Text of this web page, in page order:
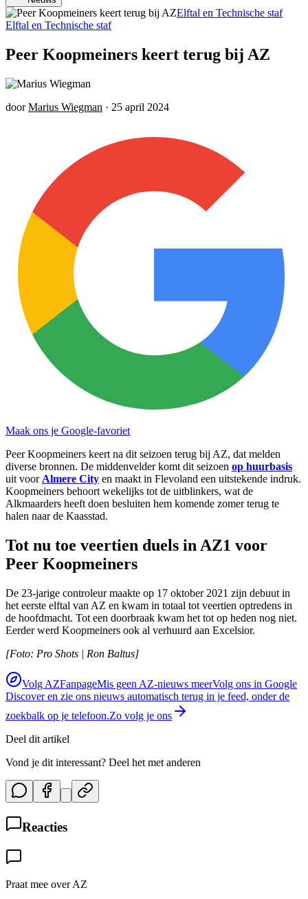
Elftal en Technische staf
Elftal en Technische staf
Peer Koopmeiners keert terug bij AZ
door Marius Wiegman · 25 april 2024
Maak ons je Google-favoriet
Peer Koopmeiners keert na dit seizoen terug bij AZ, dat melden
diverse bronnen. De middenvelder komt dit seizoen op huurbasis
uit voor Almere City en maakt in Flevoland een uitstekende indruk.
Koopmeiners behoort wekelijks tot de uitblinkers, wat de
Alkmaarders heeft doen besluiten hem komende zomer terug te
halen naar de Kaasstad.
Tot nu toe veertien duels in AZ1 voor
Peer Koopmeiners
De 23-jarige controleur maakte op 17 oktober 2021 zijn debuut in
het eerste elftal van AZ en kwam in totaal tot veertien optredens in
de hoofdmacht. Tot een doorbraak kwam het tot op heden nog niet.
Eerder werd Koopmeiners ook al verhuurd aan Excelsior.
[Foto: Pro Shots | Ron Baltus]
Volg AZFanpageMis geen AZ-nieuws meerVolg ons in Google
Discover en zie ons nieuws automatisch terug in je feed, onder de
zoekbalk op je telefoon.Zo volg je ons
Deel dit artikel
Vond je dit interessant? Deel het met anderen
Reacties
Praat mee over AZ